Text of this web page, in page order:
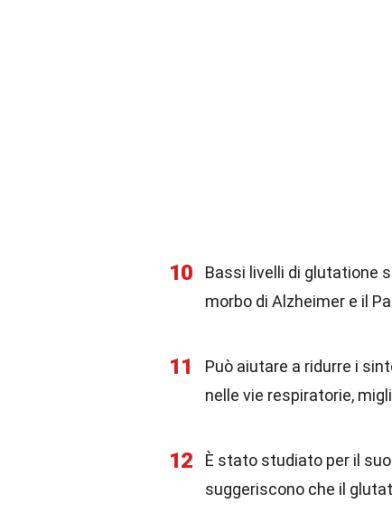
10
Bassi livelli di glutatione
morbo di Alzheimer e il
11
Può aiutare a ridurre i
nelle vie respiratorie,
12
È stato studiato per il
suggeriscono che il